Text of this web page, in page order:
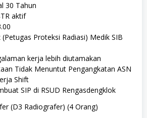
30 Tahun
aktif
(Petugas Proteksi Radiasi) Medik SIB
kerja lebih diutamakan
Tidak Menuntut Pengangkatan ASN
Shift
SIP di RSUD Rengasdengklok
(D3 Radiografer) (4 Orang)